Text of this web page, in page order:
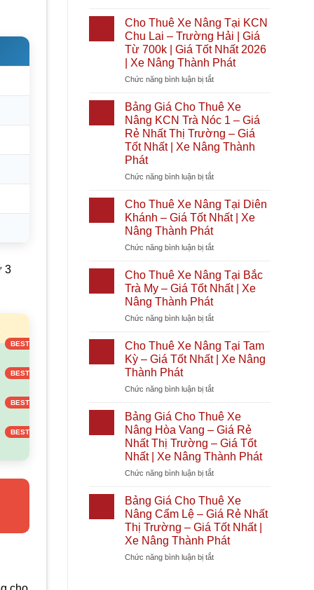
3
2026
|
Xe
Nâng
Thành
Phát
Giá
Từ
700k
Giá
Tốt
2026
|
Xe
Nâng
Thành
Thuê
Xe
Nâng
Tại
KCN
Cầu
Phước
Đông
|
Giá
Từ
Nhất
2026
|
Xe
Phát
Cho Thuê Xe Nâng Tại KCN
Chu Lai – Trường Hải | Giá
Từ 700k | Giá Tốt Nhất 2026
| Xe Nâng Thành Phát
Chức năng bình luận bị tắtở
Thuê
Xe
Nâng
Tại
KCN
Lai
Hải
|
Giá
Từ
Giá
Tốt
Nhất
2026
Nâng
Thành
Bảng Giá Cho Thuê Xe
Nâng KCN Trà Nóc 1 – Giá
Rẻ Nhất Thị Trường – Giá
Tốt Nhất | Xe Nâng Thành
Phát
Chức năng bình luận bị tắtở
Giá
Cho
Thuê
Xe
Nâng
Trà
Nóc
1
–
Giá
Nhất
Thị
Trường
Giá
Nhất
Xe
Nâng
Thành
Phát
Cho Thuê Xe Nâng Tại Diên
Khánh – Giá Tốt Nhất | Xe
Nâng Thành Phát
Chức năng bình luận bị tắtở
Thuê
Xe
Nâng
Tại
Diên
–
Giá
Tốt
|
Nâng
Thành
Phát
Cho Thuê Xe Nâng Tại Bắc
Trà My – Giá Tốt Nhất | Xe
Nâng Thành Phát
Chức năng bình luận bị tắtở
Thuê
Xe
Nâng
Bắc
My
Giá
Tốt
Nhất
|
Nâng
Thành
Phát
Cho Thuê Xe Nâng Tại Tam
Kỳ – Giá Tốt Nhất | Xe Nâng
Thành Phát
Chức năng bình luận bị tắtở
Thuê
Xe
Nâng
Tại
Tam
Kỳ
Giá
Tốt
Nhất
Xe
Nâng
Bảng Giá Cho Thuê Xe
Nâng Hòa Vang – Giá Rẻ
Nhất Thị Trường – Giá Tốt
Nhất | Xe Nâng Thành Phát
Chức năng bình luận bị tắtở
Giá
Cho
Thuê
Xe
Nâng
Hòa
Bảng Giá Cho Thuê Xe
Nâng Cẩm Lệ – Giá Rẻ Nhất
Thị Trường – Giá Tốt Nhất |
Xe Nâng Thành Phát
Chức năng bình luận bị tắtở